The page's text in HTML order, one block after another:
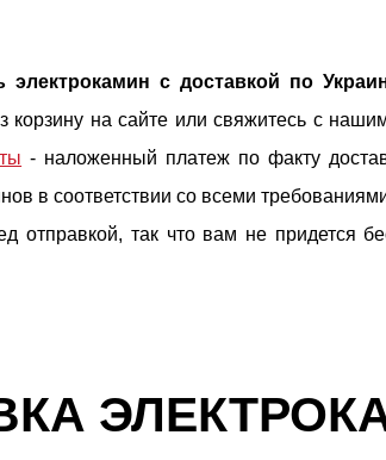
электрокамин с доставкой по
корзину на сайте или свяжитесь с
- наложенный платеж по факту
в соответствии со всеми
отправкой, так что вам не придется